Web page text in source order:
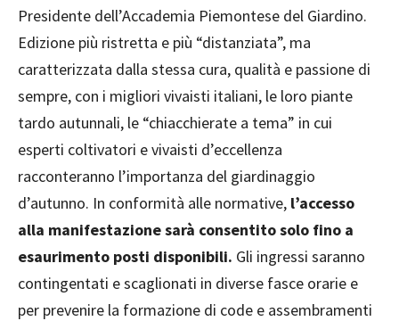
Presidente dell’Accademia Piemontese del Giardino.
Edizione più ristretta e più “distanziata”, ma
caratterizzata dalla stessa cura, qualità e passione di
sempre, con i migliori vivaisti italiani, le loro piante
tardo autunnali, le “chiacchierate a tema” in cui
esperti coltivatori e vivaisti d’eccellenza
racconteranno l’importanza del giardinaggio
d’autunno. In conformità alle normative, l’accesso
alla manifestazione sarà consentito solo fino a
esaurimento posti disponibili. Gli ingressi saranno
contingentati e scaglionati in diverse fasce orarie e
per prevenire la formazione di code e assembramenti